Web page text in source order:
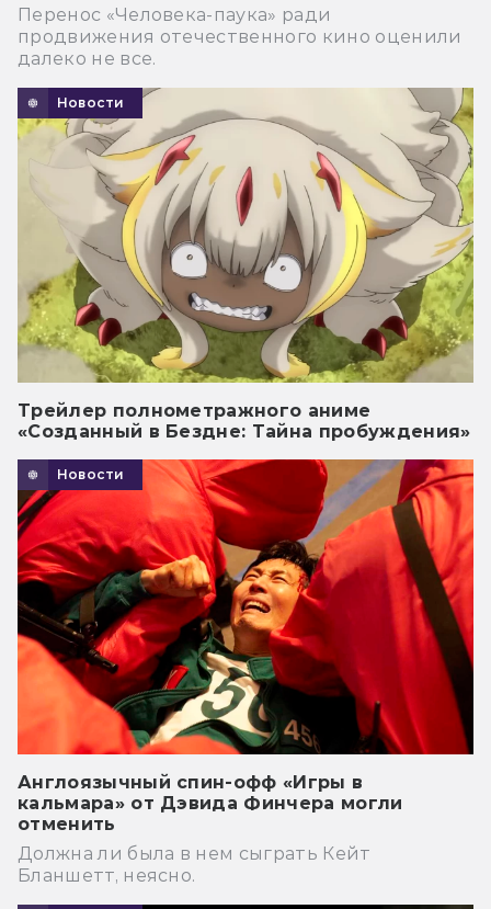
Перенос «Человека-паука» ради
продвижения отечественного кино оценили
далеко не все.
Новости
Трейлер полнометражного аниме
«Созданный в Бездне: Тайна пробуждения»
Новости
Англоязычный спин-офф «Игры в
кальмара» от Дэвида Финчера могли
отменить
Должна ли была в нем сыграть Кейт
Бланшетт, неясно.